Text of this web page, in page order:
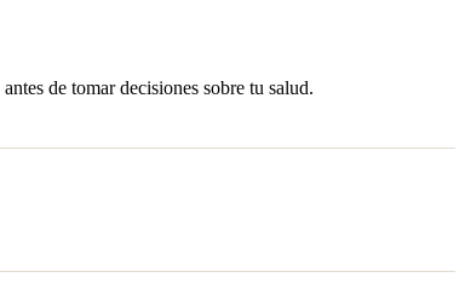
de tomar decisiones sobre tu salud.